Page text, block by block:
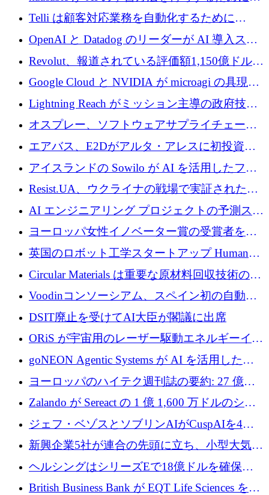
1,200 万ユーロを調達
Telli は顧客対応業務を自動化するために
1,500 万ドルのシードを確保
OpenAI と Datadog のリーダーが AI 導入スタ
ートアップ Arrakis を支援
Revolut、報道されている評価額1,150億ドルで
の新たな二次株式売却を確認
Google Cloud と NVIDIA が microagi の具現化
された AI の野望を推進
Lightning Reach がミッション主導の政府技術
グループとしてポートフォリオを拡大し ETG
に買収
オスプレー、ソフトウェアサプライチェーン
攻撃を阻止するために265万ドルを確保
エアバス、E2Dがアルタ・アレスに初投資、
欧州防衛技術ファンドに5億ユーロを拠出
アイスランドの Sowilo が AI を活用したファ
ッション製品インテリジェンス プラットフォ
ームを拡大するためにプレシードを調達
Resist.UA、ウクライナの戦場で実証された防
衛技術を拡大するために5,000万ユーロの欧州
基金を立ち上げる
AI エンジニアリング プロジェクトの予測スタ
ートアップ Cascade が a16z アクセラレータか
らの支援を獲得
ヨーロッパ女性イノベーター賞の受賞者を紹
介します
英国のロボット工学スタートアップ Humanoid
がシリーズ A 1 億 5,200 万ドルで評価額 13 億
5,000 万ドルに到達
Circular Materials は重要な原材料回収技術の拡
張に 1,180 万ユーロを確保
Voodinコンソーシアム、スペイン初の自動木
製ブレード工場の建設にEU補助金4,800万ユ
ーロを確保
DSIT廃止を受けてAI大臣が閣議に出席
ORiS が宇宙用のレーザー駆動エネルギーイン
フラの構築に 500 万ユーロを調達
goNEON Agentic Systems が AI を活用したイ
ンフラ計画を加速するために 16 万ユーロを確
ヨーロッパのハイテク週刊誌の要約: 27 億ユ
ーロを超える 60 以上のハイテク資金調達取引
Zalando が Sereact の 1 億 1,600 万ドルのシリ
ーズ B に参加し、AI を活用した倉庫自動化を
ジェフ・ベゾスとソブリンAIがCuspAIを4億
5,000万ドルの資金調達で支援
新興企業5社が連合の先頭に立ち、小型大気質
センサーをEUのクリーンエア政策の中心に据
ヘルシングはシリーズEで18億ドルを確保、
ウーバーはデリバリー・ヒーローを130億ユー
British Business Bank が EQT Life Sciences を